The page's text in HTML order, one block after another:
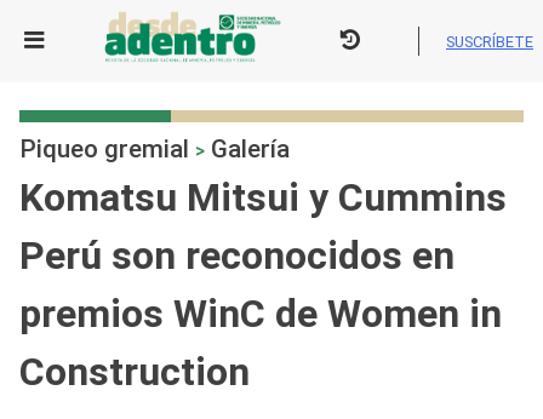
SUSCRÍBETE
Piqueo gremial > Galería
Komatsu Mitsui y Cummins
Perú son reconocidos en
premios WinC de Women in
Construction